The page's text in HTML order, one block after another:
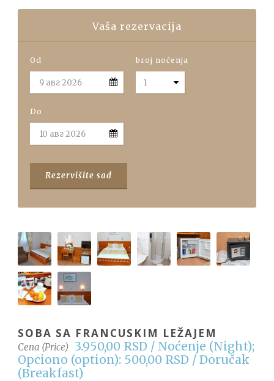
Vaša rezervacija
Od broj noćenja
Do
SOBA SA FRANCUSKIM LEŽAJEM
Cena (Price)
3.950,00 RSD / Noćenje (Night);
Opciono (option): 500,00 RSD / Doručak
(Breakfast)